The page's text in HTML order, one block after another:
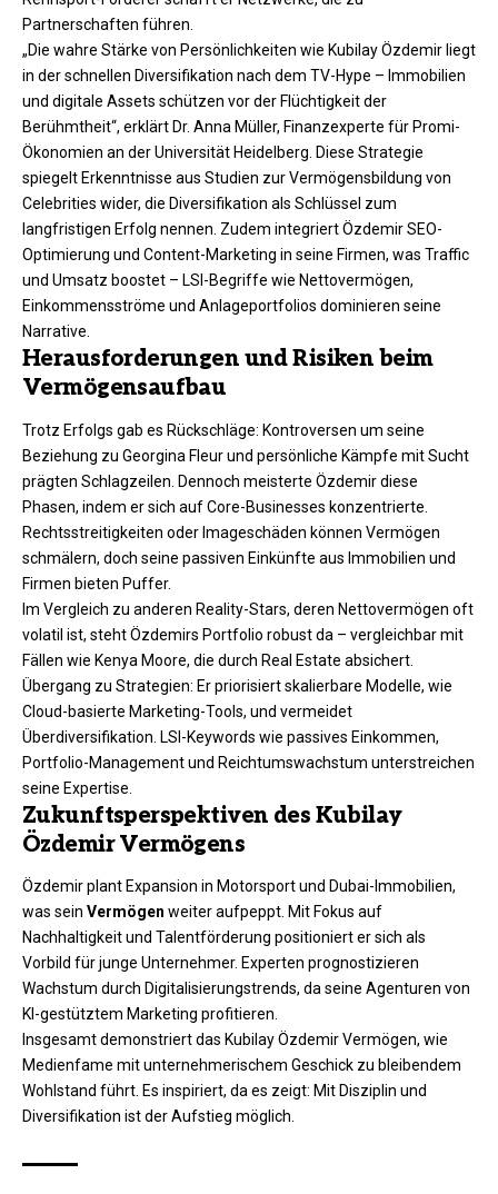
Partnerschaften führen.
„Die wahre Stärke von Persönlichkeiten wie Kubilay Özdemir liegt
in der schnellen Diversifikation nach dem TV-Hype – Immobilien
und digitale Assets schützen vor der Flüchtigkeit der
Berühmtheit“, erklärt Dr. Anna Müller, Finanzexperte für Promi-
Ökonomien an der Universität Heidelberg. Diese Strategie
spiegelt Erkenntnisse aus Studien zur Vermögensbildung von
Celebrities wider, die Diversifikation als Schlüssel zum
langfristigen Erfolg nennen. Zudem integriert Özdemir SEO-
Optimierung und Content-Marketing in seine Firmen, was Traffic
und Umsatz boostet – LSI-Begriffe wie Nettovermögen,
Einkommensströme und Anlageportfolios dominieren seine
Narrative.
Herausforderungen und Risiken beim
Vermögensaufbau
Trotz Erfolgs gab es Rückschläge: Kontroversen um seine
Beziehung zu Georgina Fleur und persönliche Kämpfe mit Sucht
prägten Schlagzeilen. Dennoch meisterte Özdemir diese
Phasen, indem er sich auf Core-Businesses konzentrierte.
Rechtsstreitigkeiten oder Imageschäden können Vermögen
schmälern, doch seine passiven Einkünfte aus Immobilien und
Firmen bieten Puffer.
Im Vergleich zu anderen Reality-Stars, deren Nettovermögen oft
volatil ist, steht Özdemirs Portfolio robust da – vergleichbar mit
Fällen wie Kenya Moore, die durch Real Estate absichert.
Übergang zu Strategien: Er priorisiert skalierbare Modelle, wie
Cloud-basierte Marketing-Tools, und vermeidet
Überdiversifikation. LSI-Keywords wie passives Einkommen,
Portfolio-Management und Reichtumswachstum unterstreichen
seine Expertise.
Zukunftsperspektiven des Kubilay
Özdemir Vermögens
Özdemir plant Expansion in Motorsport und Dubai-Immobilien,
was sein Vermögen weiter aufpeppt. Mit Fokus auf
Nachhaltigkeit und Talentförderung positioniert er sich als
Vorbild für junge Unternehmer. Experten prognostizieren
Wachstum durch Digitalisierungstrends, da seine Agenturen von
KI-gestütztem Marketing profitieren.
Insgesamt demonstriert das Kubilay Özdemir Vermögen, wie
Medienfame mit unternehmerischem Geschick zu bleibendem
Wohlstand führt. Es inspiriert, da es zeigt: Mit Disziplin und
Diversifikation ist der Aufstieg möglich.